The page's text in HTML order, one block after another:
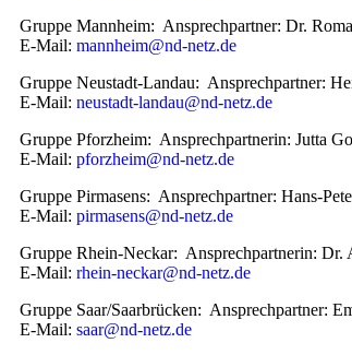
Gruppe Mannheim: Ansprechpartner: Dr.
E-Mail: mannheim@nd-netz.de
Gruppe Neustadt-Landau: Ansprechpartner:
E-Mail: neustadt-landau@nd-netz.de
Gruppe Pforzheim: Ansprechpartnerin: Jutta
E-Mail: pforzheim@nd-netz.de
Gruppe Pirmasens: Ansprechpartner: Hans-
E-Mail: pirmasens@nd-netz.de
Gruppe Rhein-Neckar: Ansprechpartnerin: Dr.
E-Mail: rhein-neckar@nd-netz.de
Gruppe Saar/Saarbrücken: Ansprechpartner:
E-Mail: saar@nd-netz.de